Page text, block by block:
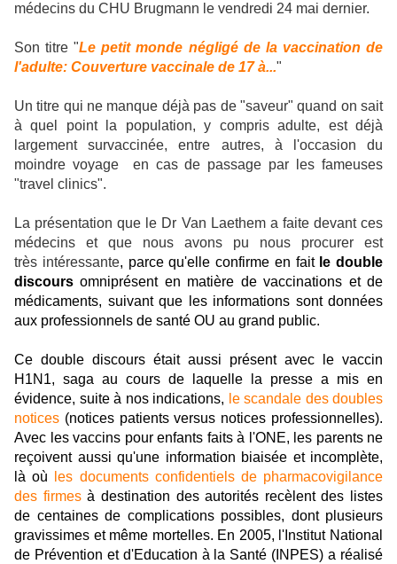
médecins du CHU Brugmann le vendredi 24 mai dernier.
Son titre "Le petit monde négligé de la vaccination de
l'adulte: Couverture vaccinale de 17 à..."
Un titre qui ne manque déjà pas de "saveur" quand on sait
à quel point la population, y compris adulte, est déjà
largement survaccinée, entre autres, à l'occasion du
moindre voyage en cas de passage par les fameuses
"travel clinics".
La présentation que le Dr Van Laethem a faite devant ces
médecins et que nous avons pu nous procurer est
très intéressante, parce qu'elle confirme en fait le double
discours omniprésent en matière de vaccinations et de
médicaments, suivant que les informations sont données
aux professionnels de santé OU au grand public.
Ce double discours était aussi présent avec le vaccin
H1N1, saga au cours de laquelle la presse a mis en
évidence, suite à nos indications, le scandale des doubles
notices (notices patients versus notices professionnelles).
Avec les vaccins pour enfants faits à l'ONE, les parents ne
reçoivent aussi qu'une information biaisée et incomplète,
là où
les documents confidentiels de pharmacovigilance
des firmesà destination des autorités recèlent des listes
de centaines de complications possibles, dont plusieurs
gravissimes et même mortelles. En 2005, l'Institut National
de Prévention et d'Education à la Santé (INPES) a réalisé